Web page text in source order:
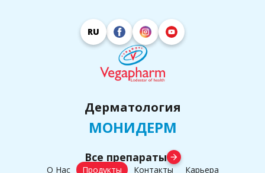
RU
Дерматология
МОНИДЕРМ
Все препараты arrow_forward
О Нас Продукты Контакты Карьера